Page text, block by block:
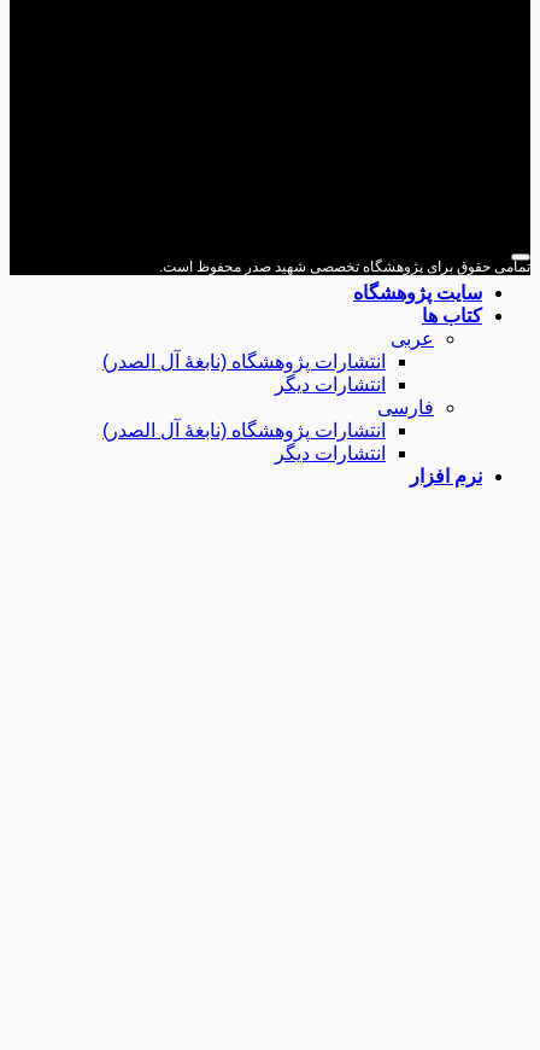
حقوق برای پژوهشگاه تخصصی شهید صدر محفوظ است.
سایت پژوهشگاه
کتاب ها
عربی
انتشارات پژوهشگاه (نابغۀ آل الصدر)
انتشارات دیگر
فارسی
انتشارات پژوهشگاه (نابغۀ آل الصدر)
انتشارات دیگر
نرم افزار